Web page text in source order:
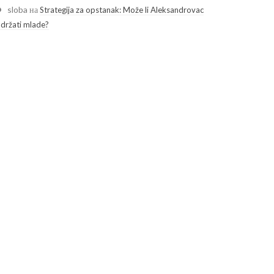
sloba наStrategija za opstanak: Može li Aleksandrovac
mlade?